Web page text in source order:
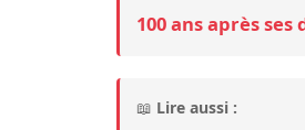
100 ans après
📖 Lire aussi :